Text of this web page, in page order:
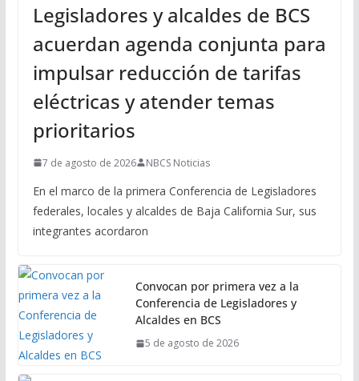
Legisladores y alcaldes de BCS
acuerdan agenda conjunta para
impulsar reducción de tarifas
eléctricas y atender temas
prioritarios
7 de agosto de 2026 NBCS Noticias
En el marco de la primera Conferencia de Legisladores
federales, locales y alcaldes de Baja California Sur, sus
integrantes acordaron
Convocan por primera vez a la
Conferencia de Legisladores y
Alcaldes en BCS
5 de agosto de 2026